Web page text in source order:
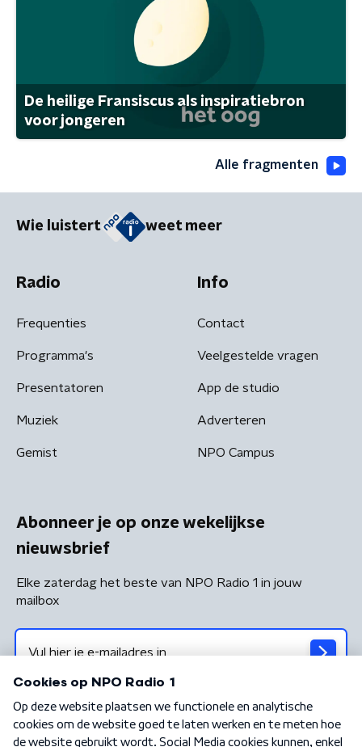
De heilige Fransiscus als inspiratiebron
voor jongeren
Alle fragmenten
Wie luistert weet meer
Radio
Frequenties
Programma's
Presentatoren
Muziek
Gemist
Info
Contact
Veelgestelde vragen
App de studio
Adverteren
NPO Campus
Abonneer je op onze wekelijkse
nieuwsbrief
Elke zaterdag het beste van NPO Radio 1 in jouw
mailbox